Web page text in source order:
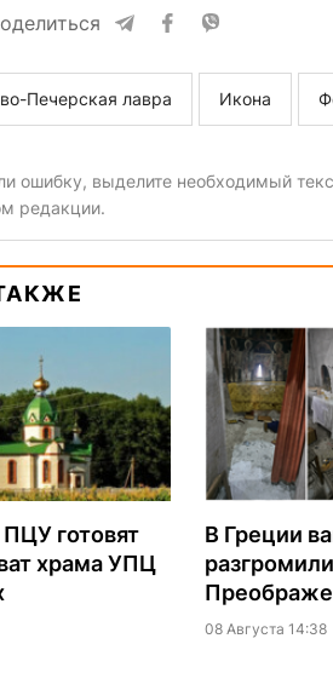
Печерская лавра Икона
ошибку, выделите необходимый
редакции.
готовят
храма УПЦ
В Греции
08 Августа 14:38